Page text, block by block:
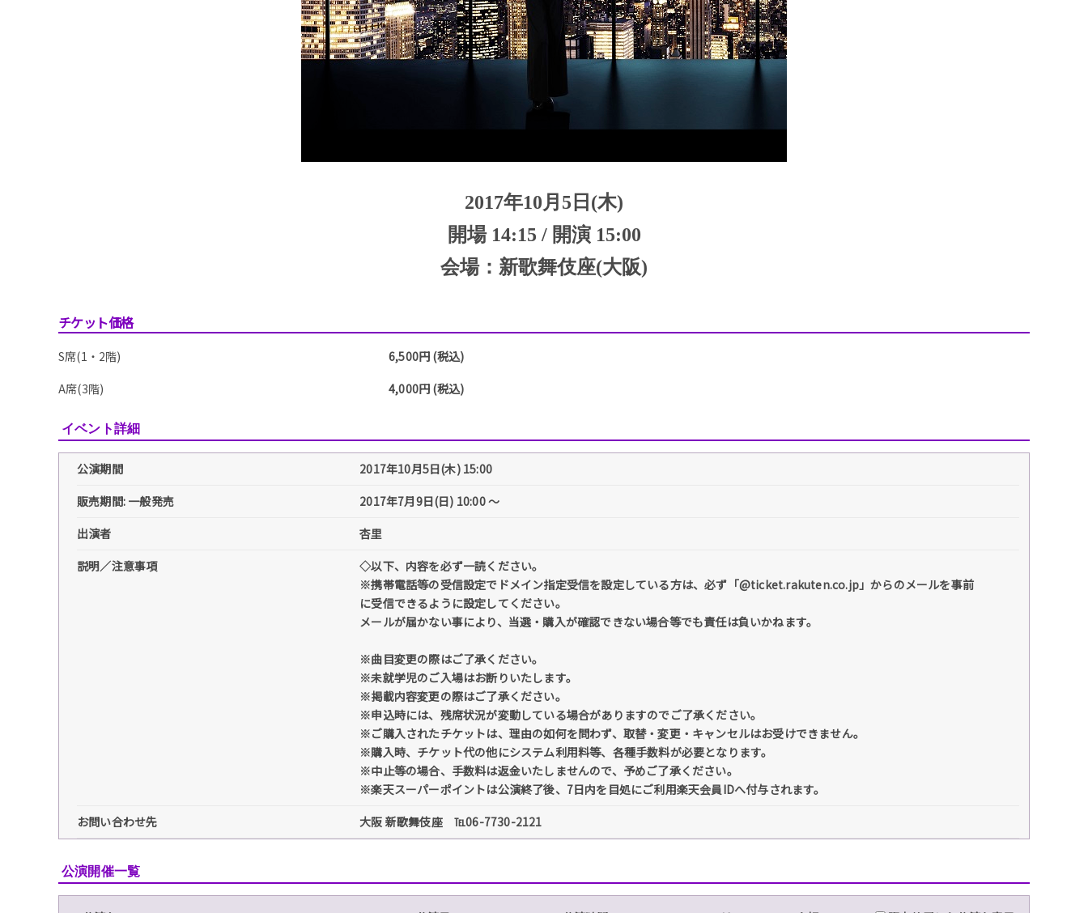
2017年10月5日(木)
開場 14:15 / 開演 15:00
会場：新歌舞伎座(大阪)
チケット価格
S席(1・2階)
6,500円 (税込)
A席(3階)
4,000円 (税込)
イベント詳細
公演期間
2017年10月5日(木) 15:00
販売期間: 一般発売
2017年7月9日(日) 10:00 〜
出演者
杏里
説明／注意事項
◇以下、内容を必ず一読ください。
※携帯電話等の受信設定でドメイン指定受信を設定している方は、必ず「@ticket.rakuten.co.jp」からのメールを事前
に受信できるように設定してください。
メールが届かない事により、当選・購入が確認できない場合等でも責任は負いかねます。
※曲目変更の際はご了承ください。
※未就学児のご入場はお断りいたします。
※掲載内容変更の際はご了承ください。
※申込時には、残席状況が変動している場合がありますのでご了承ください。
※ご購入されたチケットは、理由の如何を問わず、取替・変更・キャンセルはお受けできません。
※購入時、チケット代の他にシステム利用料等、各種手数料が必要となります。
※中止等の場合、手数料は返金いたしませんので、予めご了承ください。
※楽天スーパーポイントは公演終了後、7日内を目処にご利用楽天会員IDへ付与されます。
お問い合わせ先
大阪 新歌舞伎座 ℡06-7730-2121
公演開催一覧